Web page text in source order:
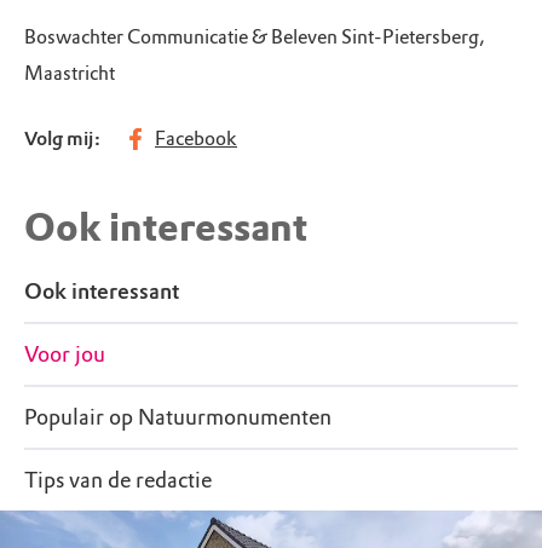
Boswachter Communicatie & Beleven Sint-Pietersberg,
Maastricht
Volg mij: Facebook
Ook interessant
Ook interessant
Voor jou
Populair op Natuurmonumenten
Tips van de redactie